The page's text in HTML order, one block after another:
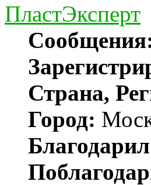
ПластЭксперт
Страна,
Город: